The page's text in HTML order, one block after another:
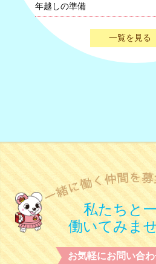
年越しの準備
一覧を見る
私たちと
働いてみま
お気軽にお問い合